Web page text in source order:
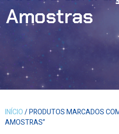
Amostras
INÍCIO/ PRODUTOS MARCADOS
AMOSTRAS”